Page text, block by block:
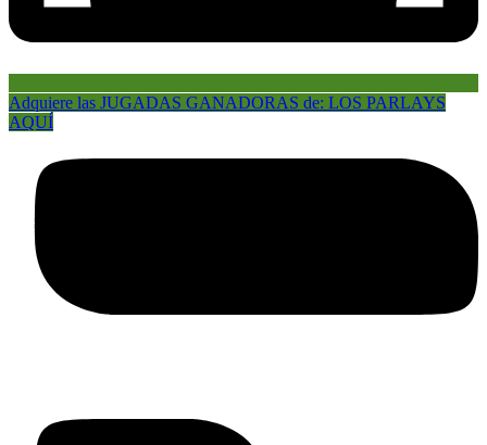
Adquiere las JUGADAS GANADORAS de: LOS PARLAYS
AQUÍ